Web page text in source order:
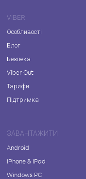
VIBER
Особливості
Блог
Безпека
Viber Out
Тарифи
Підтримка
ЗАВАНТАЖИТИ
Android
iPhone & iPad
Windows PC